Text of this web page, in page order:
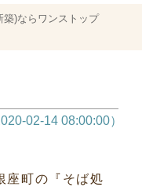
)ならワンストップ
02-14 08:00:00）
座町の『そば処